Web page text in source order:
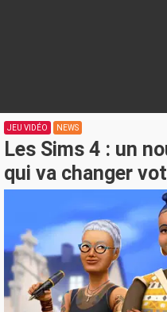
JEU VIDÉO NEWS
Les Sims 4 : un
qui va changer